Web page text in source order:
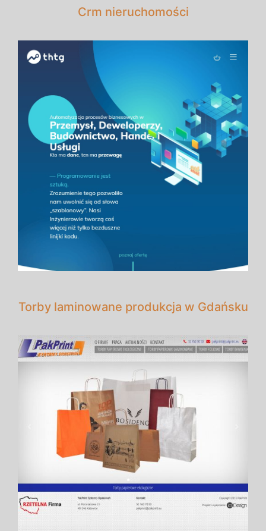
Crm nieruchomości
Torby laminowane produkcja w Gdańsku